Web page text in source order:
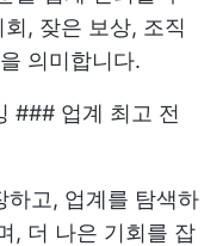
, 잦은 보상, 조직
의미합니다.
### 업계 최고 전
하고, 업계를 탐색하
, 더 나은 기회를 잡